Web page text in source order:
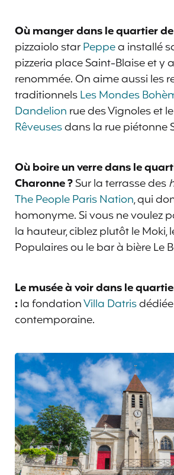
Où manger dans le quartier
pizzaiolo starPeppea installé
pizzeria place Saint-Blaise et y
renommée. On aime aussi les
traditionnelsLes Mondes
Dandelion rue des Vignoles et
Rêveusesdans la rue piétonne
Où boire un verre dans le
Charonne ?Sur la terrasse des
The People Paris Nation, qui
homonyme. Si vous ne voulez
la hauteur, ciblez plutôt le Moki,
Populaires ou le bar à bière Le
Le musée à voir dans le
:la fondationVilla Datris
contemporaine.